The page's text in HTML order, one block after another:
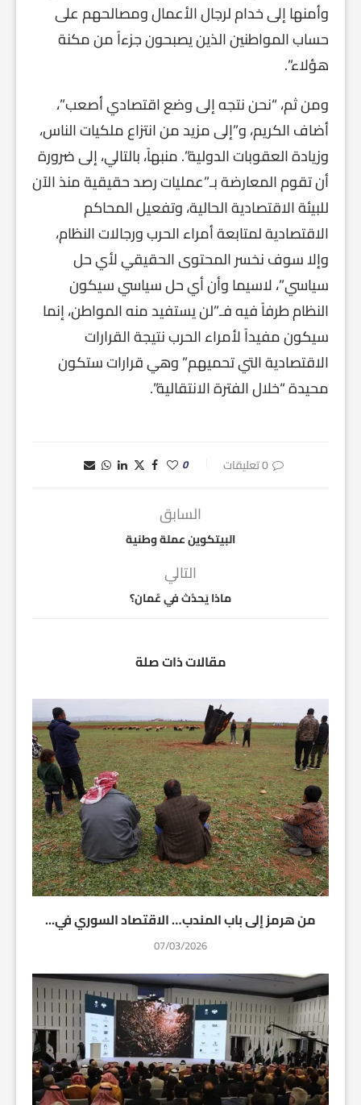
وأمنها إلى خدام لرجال الأعمال ومصالحهم على
حساب المواطنين الذين يصبحون جزءاً من مكنة
هؤلاء”.
ومن ثم، “نحن نتجه إلى وضع اقتصادي أصعب”،
أضاف الكريم، و”إلى مزيد من انتزاع ملكيات الناس،
وزيادة العقوبات الدولية”. منبهاً، بالتالي، إلى ضرورة
أن تقوم المعارضة بـ”عمليات رصد حقيقية منذ الآن
للبيئة الاقتصادية الحالية، وتفعيل المحاكم
الاقتصادية لمتابعة أمراء الحرب ورجالات النظام،
وإلا سوف نخسر المحتوى الحقيقي لأي حل
سياسي”، لاسيما وأن أي حل سياسي سيكون
النظام طرفاً فيه فـ”لن يستفيد منه المواطن، إنما
سيكون مفيداً لأمراء الحرب نتيجة القرارات
الاقتصادية التي تحميهم” وهي قرارات ستكون
محيدة “خلال الفترة الانتقالية”.
0 تعليقات 0
السابق
البيتكوين عملة وطنية
التالي
ماذا يَحدُث في عُمان؟
مقالات ذات صلة
من هرمز إلى باب المندب… الاقتصاد السوري في...
07/03/2026